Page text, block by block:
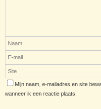
Mijn naam, e-mailadres en site
wanneer ik een reactie plaats.